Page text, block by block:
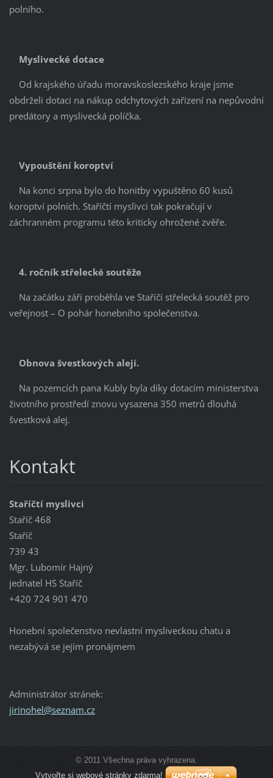
polního.
Myslivecké dotace
Od krajského úřadu moravskoslezského kraje jsme
obdrželi dotaci na nákup odchytových zařízení na nepůvodní
predátory a myslivecká políčka.
Vypouštění koroptví
Na konci srpna bylo do honitby vypuštěno 60 kusů
koroptví polních. Staříčtí myslivci tak pokračují v
záchranném programu této kriticky ohrožené zvěře.
4. ročník střelecké soutěže
Na začátku září proběhla ve Staříčí střelecká soutěž pro
veřejnost – O pohár honebního společenstva.
Obnova švestkových alejí.
Na pozemcích pana Kubly byla díky dotacím ministerstva
životního prostředí znovu vysazena 350 metrů dlouhá
švestková alej.
Kontakt
Staříčtí myslivci
Staříč 468
Staříč
739 43
Mgr. Lubomír Hajný
jednatel HS Staříč
+420 724 901 470
Honební společenstvo nevlastní mysliveckou chatu a
nezabývá se jejím pronájmem
Administrátor stránek:
jirinohel@seznam.cz
© 2011 Všechna práva vyhrazena.
Vytvořte si webové stránky zdarma!